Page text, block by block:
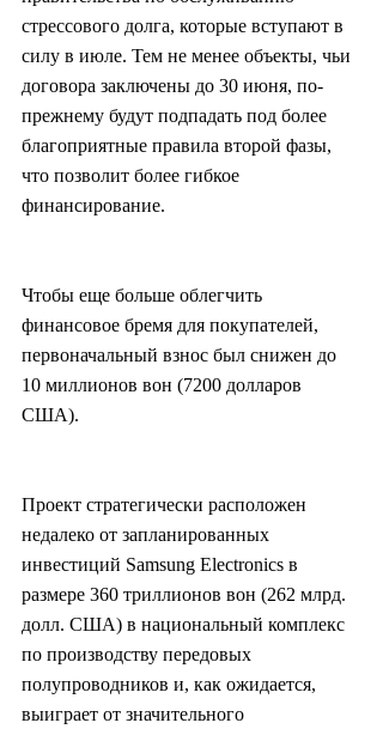
стрессового долга, которые вступают в
силу в июле. Тем не менее объекты, чьи
договора заключены до 30 июня, по-
прежнему будут подпадать под более
благоприятные правила второй фазы,
что позволит более гибкое
финансирование.
Чтобы еще больше облегчить
финансовое бремя для покупателей,
первоначальный взнос был снижен до
10 миллионов вон (7200 долларов
США).
Проект стратегически расположен
недалеко от запланированных
инвестиций Samsung Electronics в
размере 360 триллионов вон (262 млрд.
долл. США) в национальный комплекс
по производству передовых
полупроводников и, как ожидается,
выиграет от значительного